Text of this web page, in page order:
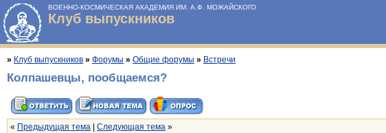
ВОЕННО-КОСМИЧЕСКАЯ АКАДЕМИЯ ИМ. А.Ф. МОЖАЙСКОГО
Клуб выпускников
» Клуб выпускников » Форумы » Общие форумы » Встречи
Колпашевцы, пообщаемся?
« Предыдущая тема Следующая тема »